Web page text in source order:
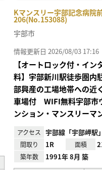
Kマンスリー宇部記念病院
206(No.153088)
宇部市
情報更新日 2026/08/03 17:16
【オートロック付・イン
料】宇部新川駅徒歩圏内
部興産の工場地帯への近
車場付 WIFI無料宇部市
ンション・マンスリーマ
アクセス 宇部線「宇部岬駅」
間取り 1R 面積
築年数 1991年 8月 築